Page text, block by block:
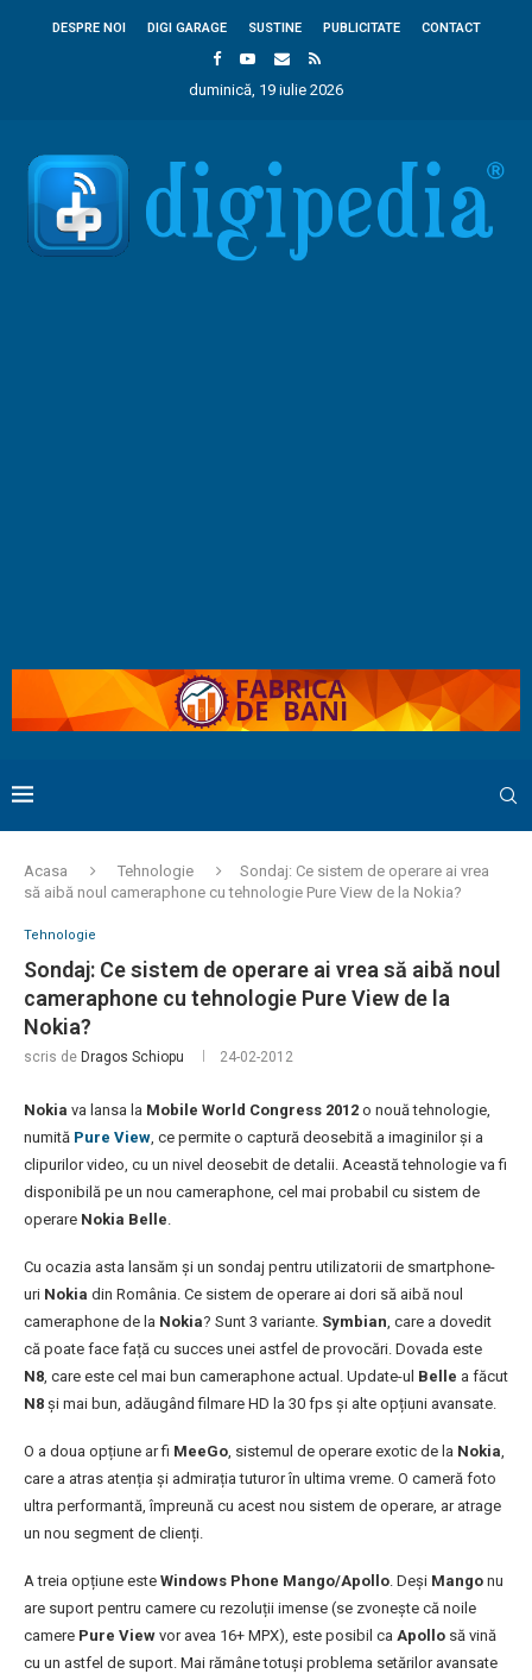
DESPRE NOI DIGI GARAGE SUSTINE PUBLICITATE CONTACT
duminică, 19 iulie 2026
Acasa Tehnologie
Sondaj: Ce sistem de operare ai vrea
să aibă noul cameraphone cu tehnologie Pure View de la Nokia?
Tehnologie
Sondaj: Ce sistem de operare ai vrea să aibă noul
cameraphone cu tehnologie Pure View de la
Nokia?
scris de Dragos Schiopu 24-02-2012
Nokia va lansa la Mobile World Congress 2012 o nouă tehnologie,
numită Pure View, ce permite o captură deosebită a imaginilor şi a
clipurilor video, cu un nivel deosebit de detalii. Această tehnologie va fi
disponibilă pe un nou cameraphone, cel mai probabil cu sistem de
operare Nokia Belle.
Cu ocazia asta lansăm și un sondaj pentru utilizatorii de smartphone-
uri Nokia din România. Ce sistem de operare ai dori să aibă noul
cameraphone de la Nokia? Sunt 3 variante. Symbian, care a dovedit
că poate face față cu succes unei astfel de provocări. Dovada este
N8, care este cel mai bun cameraphone actual. Update-ul Belle a făcut
N8 și mai bun, adăugând filmare HD la 30 fps și alte opțiuni avansate.
O a doua opțiune ar fi MeeGo, sistemul de operare exotic de la Nokia,
care a atras atenția și admirația tuturor în ultima vreme. O cameră foto
ultra performantă, împreună cu acest nou sistem de operare, ar atrage
un nou segment de clienți.
A treia opțiune este Windows Phone Mango/Apollo. Deși Mango nu
are suport pentru camere cu rezoluții imense (se zvonește că noile
camere Pure View vor avea 16+ MPX), este posibil ca Apollo să vină
cu un astfel de suport. Mai rămâne totuși problema setărilor avansate